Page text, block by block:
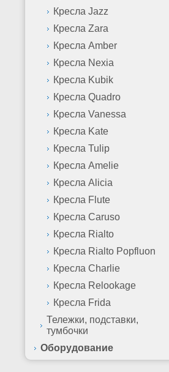
Кресла Jazz
Кресла Zara
Кресла Amber
Кресла Nexia
Кресла Kubik
Кресла Quadro
Кресла Vanessa
Кресла Kate
Кресла Tulip
Кресла Amelie
Кресла Alicia
Кресла Flute
Кресла Caruso
Кресла Rialto
Кресла Rialto Popfluon
Кресла Charlie
Кресла Relookage
Кресла Frida
Тележки, подставки,
тумбочки
Оборудование